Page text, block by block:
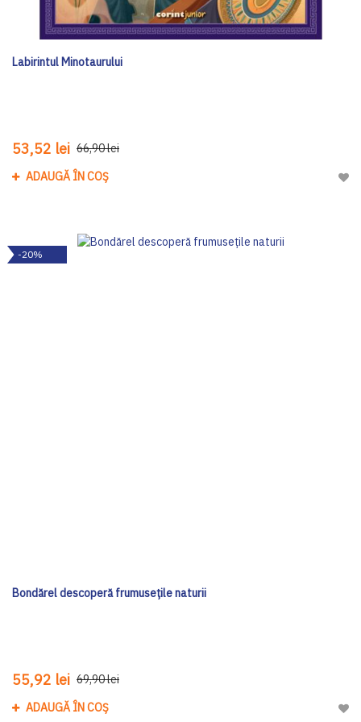
Labirintul Minotaurului
53,52 lei 66,90 lei
ADAUGĂ ÎN COȘ
-20%
Bondărel descoperă frumusețile naturii
55,92 lei 69,90 lei
ADAUGĂ ÎN COȘ